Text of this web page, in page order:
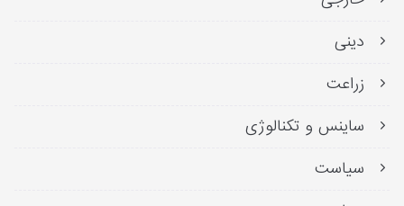
دینی
زراعت
ساینس و تکنالوژی
سیاست